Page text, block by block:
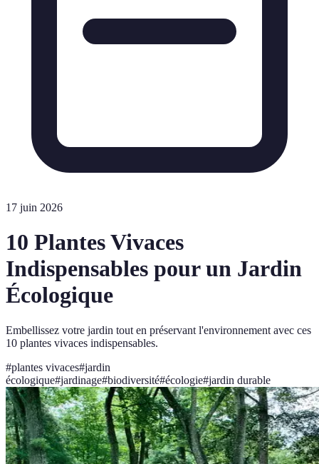
17 juin 2026
10 Plantes Vivaces
Indispensables pour un Jardin
Écologique
Embellissez votre jardin tout en préservant l'environnement avec ces
10 plantes vivaces indispensables.
#plantes vivaces#jardin
écologique#jardinage#biodiversité#écologie#jardin durable